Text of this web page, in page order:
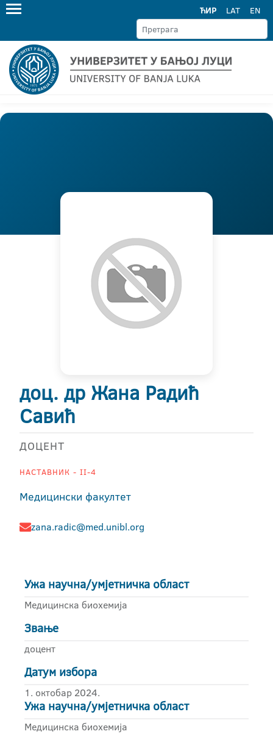
ЋИР LAT EN
доц. др Жана Радић
Савић
ДОЦЕНТ
НАСТАВНИК - II-4
Медицински факултет
zana.radic@med.unibl.org
Ужа научна/умјетничка област
Медицинска биохемија
Звање
доцент
Датум избора
1. октобар 2024.
Ужа научна/умјетничка област
Медицинска биохемија